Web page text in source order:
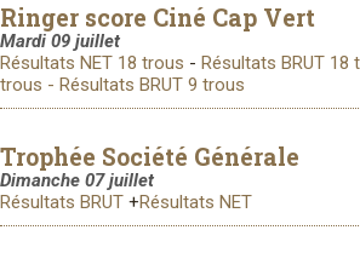
Ringer score Ciné Cap Vert
Mardi 09 juillet
Résultats NET 18 trous - Résultats BRUT 18
trous - Résultats BRUT 9 trous
Trophée Société Générale
Dimanche 07 juillet
Résultats BRUT +Résultats NET